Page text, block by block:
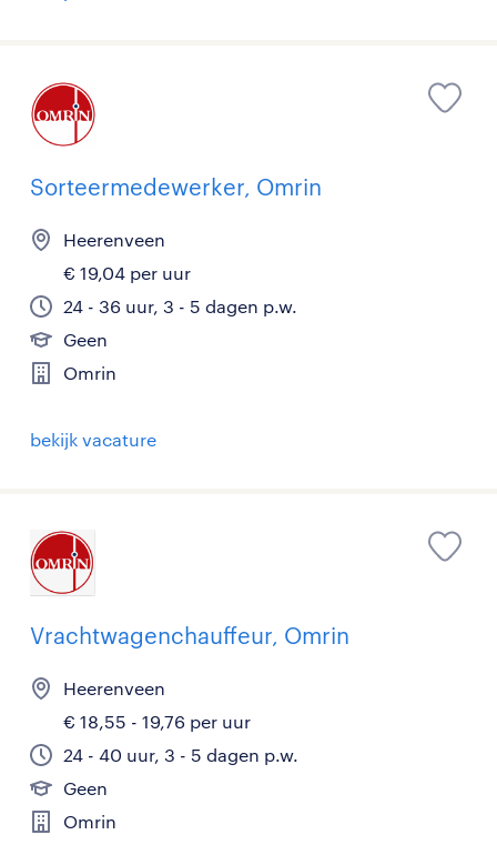
Sorteermedewerker, Omrin
Heerenveen
€ 19,04 per uur
24 - 36 uur, 3 - 5 dagen p.w.
Geen
Omrin
bekijk vacature
Vrachtwagenchauffeur, Omrin
Heerenveen
€ 18,55 - 19,76 per uur
24 - 40 uur, 3 - 5 dagen p.w.
Geen
Omrin